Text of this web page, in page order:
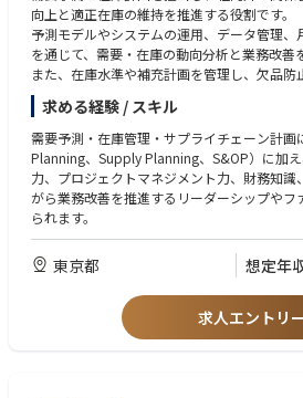
・事業部の事務局として、輸出管理に関する
育・周知含む）
・法令に基づく輸出可否および輸出許可要否
・法令対応における関連部門との連携・調整
・規制動向の把握および社内ルール・運用の
・監査対応および輸出許可申請業務
＜チームマネジメント・業務推進＞
・受注／輸出手配を担う営業事務メンバーの
・輸送キャリアとの折衝、進捗管理
・業務プロセスの標準化および効率化の推進
・関係部門と連携した安定的なオペレーショ
【求める人物像】
対応が求められます。こうした状況下でも主
みながら解決・調整を推進できる方を求めて
【業界】半導体、電子部品、製造業いずれか
【職種】国際貿易、購買/資材調達、物流企
法務
【知識】
・貿易、物流、サプライチェーンに関する知識
・安全保障貿易管理（輸出規制）に関する知
・国際取引や海外ビジネスに関わる知識
【経験・能力】
・貿易実務、物流、または輸出入に関する実
・安全保障貿易管理（該非判定、輸出許可
・フォワーダーや輸送キャリアとの折衝・調
・法令対応やコンプライアンス関連業務の経
・業務プロセスの改善や標準化に取り組んだ
・英語を用いた業務経験（メール・文書翻訳
向上と適正在庫の維持を推進する役割です。
予測モデルやシステムの運用、データ管理
を通じて、需要・在庫の動向分析と業務改善
また、在庫水準や補充計画を管理し、欠品防
がら、サービスレベル向上を支援します。
求める経験 / スキル
需要予測・在庫管理・サプライチェーン計
Planning、Supply Planning、S&OP）に加
力、プロジェクトマネジメント力、財務知
がら業務改善を推進するリーダーシップやフ
られます。
東京都 想定年
求人エントリ